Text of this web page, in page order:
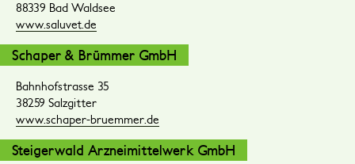
88339 Bad Waldsee
www.saluvet.de
Schaper & Brümmer GmbH
Bahnhofstrasse 35
38259 Salzgitter
www.schaper-bruemmer.de
Steigerwald Arzneimittelwerk GmbH